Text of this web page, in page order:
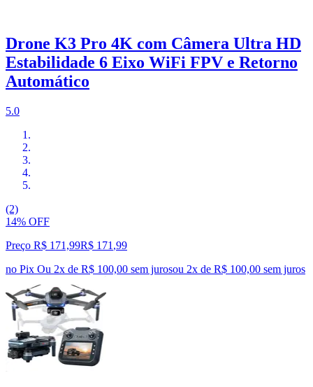
Drone K3 Pro 4K com Câmera Ultra HD
Estabilidade 6 Eixo WiFi FPV e Retorno
Automático
5.0
(2)
14% OFF
Preço R$ 171,99R$ 171 ,99
no Pix Ou 2x de R$ 100,00 sem jurosou 2x de R$ 100,00 sem juros